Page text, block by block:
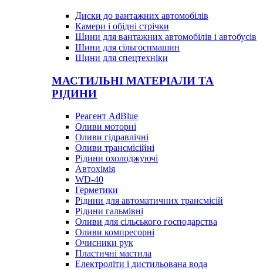
Диски до вантажних автомобілів
Камери і обідні стрічки
Шини для вантажних автомобілів і автобусів
Шини для сільгоспмашин
Шини для спецтехніки
МАСТИЛЬНІ МАТЕРІАЛИ ТА
РІДИНИ
Реагент AdBlue
Оливи моторні
Оливи гідравлічні
Оливи трансмісійні
Рідини охолоджуючі
Автохімія
WD-40
Герметики
Рідини для автоматичних трансмісій
Рідини гальмівні
Оливи для сільського господарства
Оливи компресорні
Очисники рук
Пластичні мастила
Електроліти і дистильована вода